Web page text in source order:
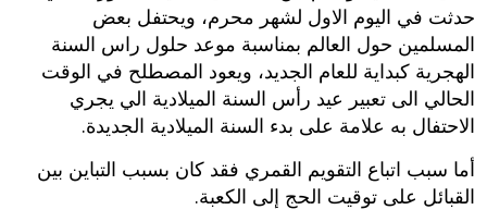
حدثت في اليوم الاول لشهر محرم، ويحتفل بعض
المسلمين حول العالم بمناسبة موعد حلول راس السنة
الهجرية كبداية للعام الجديد، ويعود المصطلح في الوقت
الحالي الى تعبير عيد رأس السنة الميلادية الي يجري
الاحتفال به علامة على بدء السنة الميلادية الجديدة.
أما سبب اتباع التقويم القمري فقد كان بسبب التباين بين
القبائل على توقيت الحج إلى الكعبة.